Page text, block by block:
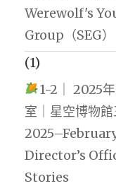
Werewolf's
Group（SEG）
(1)
1-2｜ 2025
室｜星空博物
Director’s
Stories